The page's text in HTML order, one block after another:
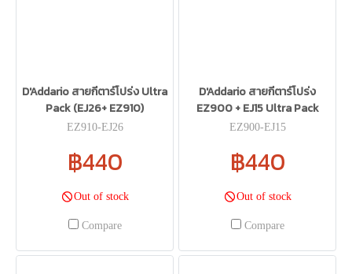
D'Addario สายกีตาร์โปร่ง Ultra
Pack (EJ26+ EZ910)
EZ910-EJ26
฿440
Out of stock
Compare
D'Addario สายกีตาร์โปร่ง
EZ900 + EJ15 Ultra Pack
EZ900-EJ15
฿440
Out of stock
Compare